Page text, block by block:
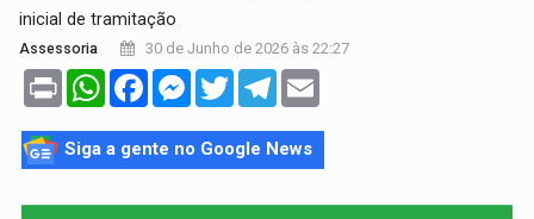
inicial de tramitação
Assessoria 30 de Junho de 2026 às 22:27
Print WhatsAppFacebookMessenger
TwitterTelegram
Siga a gente no Google News